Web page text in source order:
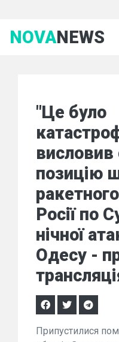
NOVANEWS
"Це було
позицію
Росії по
нічної
Одесу -
Припустилися